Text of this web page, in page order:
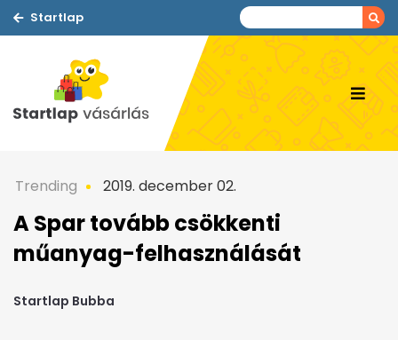
Startlap
Trending 2019. december 02.
A Spar tovább csökkenti
műanyag-felhasználását
Startlap Bubba